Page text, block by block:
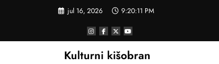
jul 16, 2026 9:20:12 PM
Kulturni kišobran